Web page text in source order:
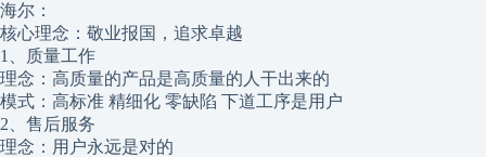
海尔：
核心理念：敬业报国，追求卓越
1、质量工作
理念：高质量的产品是高质量的人干出来的
模式：高标准 精细化 零缺陷 下道工序是用户
2、售后服务
理念：用户永远是对的